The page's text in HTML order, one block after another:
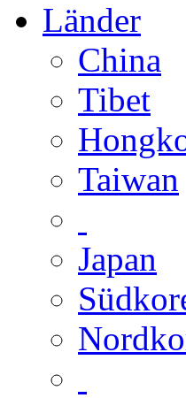
Länder
China
Tibet
Taiwan
Japan